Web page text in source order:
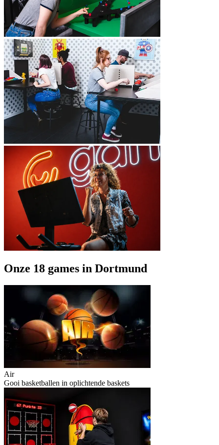
Onze 18 games in Dortmund
Air
Gooi basketballen in oplichtende baskets